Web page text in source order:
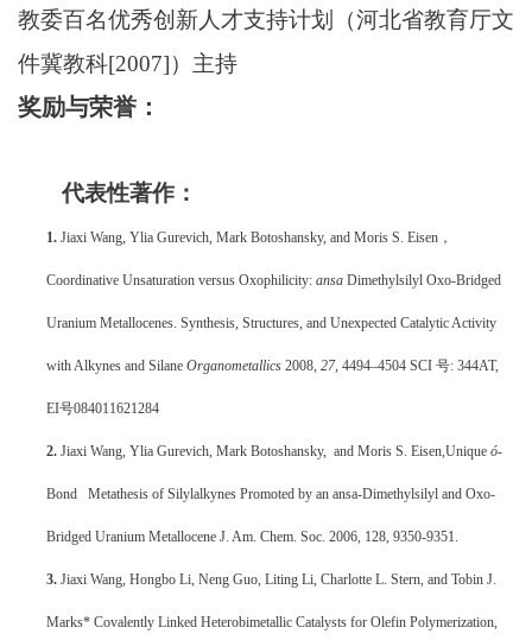
教委百名优秀创新人才支持计划（河北省教育厅文
件冀教科[2007]）主持
奖励与荣誉：
代表性著作：
1. Jiaxi Wang, Ylia Gurevich, Mark Botoshansky, and Moris S. Eisen，
Coordinative Unsaturation versus Oxophilicity: ansa Dimethylsilyl Oxo-Bridged
Uranium Metallocenes. Synthesis, Structures, and Unexpected Catalytic Activity
with Alkynes and Silane Organometallics 2008, 27, 4494–4504 SCI 号: 344AT,
EI号084011621284
2. Jiaxi Wang, Ylia Gurevich, Mark Botoshansky, and Moris S. Eisen,Unique ó-
Bond Metathesis of Silylalkynes Promoted by an ansa-Dimethylsilyl and Oxo-
Bridged Uranium Metallocene J. Am. Chem. Soc. 2006, 128, 9350-9351.
3. Jiaxi Wang, Hongbo Li, Neng Guo, Liting Li, Charlotte L. Stern, and Tobin J.
Marks* Covalently Linked Heterobimetallic Catalysts for Olefin Polymerization,